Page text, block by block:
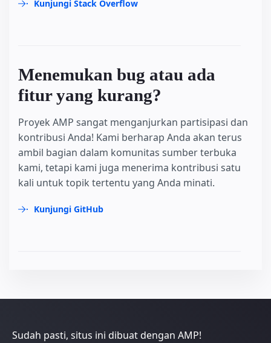
Kunjungi Stack Overflow
Menemukan bug atau ada
fitur yang kurang?
Proyek AMP sangat menganjurkan partisipasi dan
kontribusi Anda! Kami berharap Anda akan terus
ambil bagian dalam komunitas sumber terbuka
kami, tetapi kami juga menerima kontribusi satu
kali untuk topik tertentu yang Anda minati.
Kunjungi GitHub
Sudah pasti, situs ini dibuat dengan AMP!